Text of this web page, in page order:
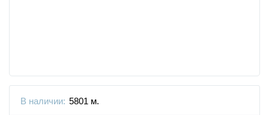
В наличии: 5801 м.